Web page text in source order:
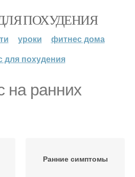
ПОХУДЕНИЯ
уроки
фитнес дома
для похудения
на ранних
Ранние симптомы